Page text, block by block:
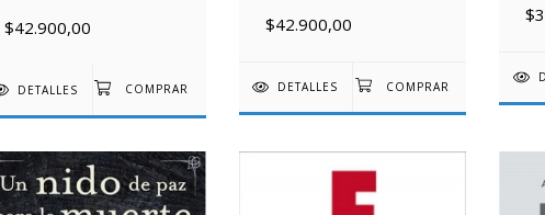
$42.900,00
DETALLES
$42.900,00
DETALLES